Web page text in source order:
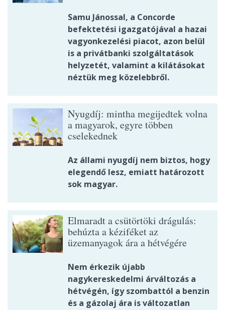
Samu Jánossal, a Concorde
befektetési igazgatójával a hazai
vagyonkezelési piacot, azon belül
is a privátbanki szolgáltatások
helyzetét, valamint a kilátásokat
néztük meg közelebbről.
Nyugdíj: mintha megijedtek volna
a magyarok, egyre többen
cselekednek
Az állami nyugdíj nem biztos, hogy
elegendő lesz, emiatt határozott
sok magyar.
Elmaradt a csütörtöki drágulás:
behúzta a kéziféket az
üzemanyagok ára a hétvégére
Nem érkezik újabb
nagykereskedelmi árváltozás a
hétvégén, így szombattól a benzin
és a gázolaj ára is változatlan